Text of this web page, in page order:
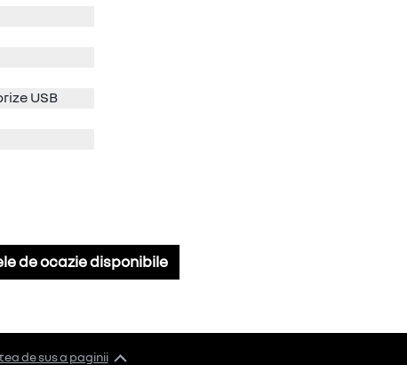
USB
de ocazie disponibile
de sus a paginii